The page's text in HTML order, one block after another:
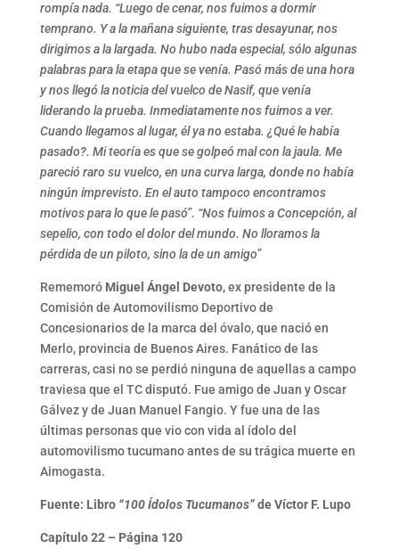
rompía nada. “Luego de cenar, nos fuimos a dormir
temprano. Y a la mañana siguiente, tras desayunar, nos
dirigimos a la largada. No hubo nada especial, sólo algunas
palabras para la etapa que se venía. Pasó más de una hora
y nos llegó la noticia del vuelco de Nasif, que venía
liderando la prueba. Inmediatamente nos fuimos a ver.
Cuando llegamos al lugar, él ya no estaba. ¿Qué le había
pasado?. Mi teoría es que se golpeó mal con la jaula. Me
pareció raro su vuelco, en una curva larga, donde no había
ningún imprevisto. En el auto tampoco encontramos
motivos para lo que le pasó”. “Nos fuimos a Concepción, al
sepelio, con todo el dolor del mundo. No lloramos la
pérdida de un piloto, sino la de un amigo”
Rememoró Miguel Ángel Devoto, ex presidente de la
Comisión de Automovilismo Deportivo de
Concesionarios de la marca del óvalo, que nació en
Merlo, provincia de Buenos Aires. Fanático de las
carreras, casi no se perdió ninguna de aquellas a campo
traviesa que el TC disputó. Fue amigo de Juan y Oscar
Gálvez y de Juan Manuel Fangio. Y fue una de las
últimas personas que vio con vida al ídolo del
automovilismo tucumano antes de su trágica muerte en
Aimogasta.
Fuente: Libro “100 Ídolos Tucumanos”de Víctor F. Lupo
Capítulo 22 – Página 120